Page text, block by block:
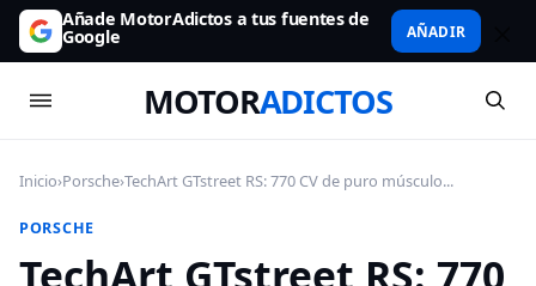
Añade MotorAdictos a tus fuentes de
Google AÑADIR
MOTORADICTOS
Inicio›Porsche›TechArt GTstreet RS: 770 CV de puro músculo...
PORSCHE